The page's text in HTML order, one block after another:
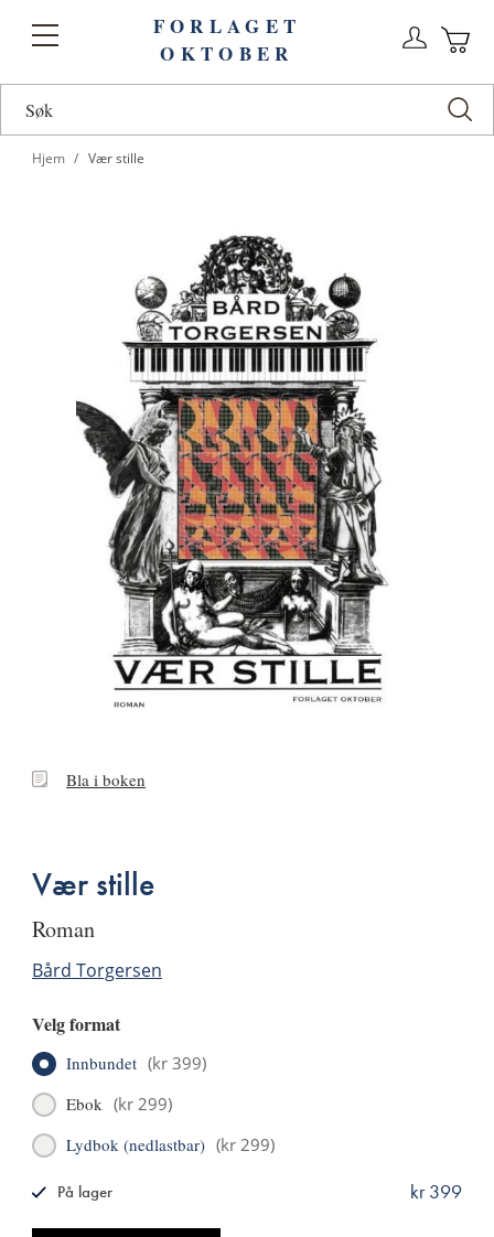
Toggle
FORLAGET
OKTOBER
Hjem Vær stille
BlaBla i boken
Vær stille
roman
Bård Torgersen
Velg format
Innbundet (kr 399)
Ebok (kr 299)
Lydbok (nedlastbar) (kr 299)
kr 399
På lager